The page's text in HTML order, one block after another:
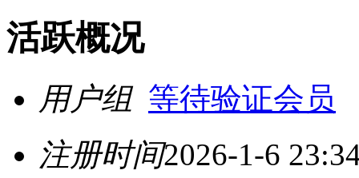
活跃概况
用户组 等待验证会员
注册时间2026-1-6